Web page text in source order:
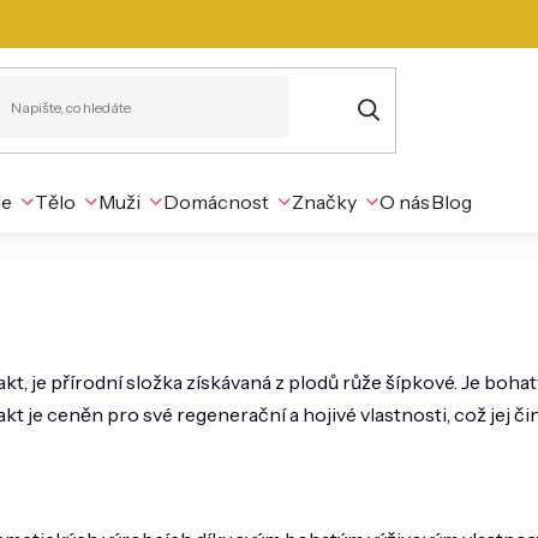
Tělo Muži Domácnost Značky O násBlog
je přírodní složka získávaná z plodů růže šípkové. Je
je ceněn pro své regenerační a hojivé vlastnosti, což jej